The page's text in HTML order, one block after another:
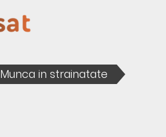
Munca in strainatate